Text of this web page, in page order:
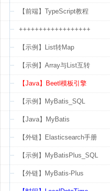
【前端】TypeScript教程
++++++++++++++++++
【示例】List转Map
【示例】Array与List互转
【Java】Beetl模板引擎
【示例】MyBatis_SQL
【Java】MyBatis
【外链】Elasticsearch手册
【示例】MyBatisPlus_SQL
【外链】MyBatis-Plus